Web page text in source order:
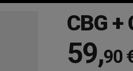
CBG +
59,90